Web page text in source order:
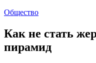
Общество
Как не стать
пирамид